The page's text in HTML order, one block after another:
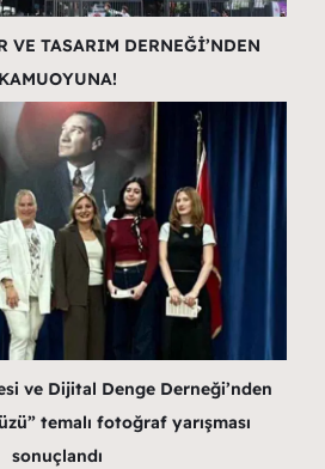
VE TASARIM DERNEĞİ’NDEN
KAMUOYUNA!
ve Dijital Denge Derneği’nden
temalı fotoğraf yarışması
sonuçlandı